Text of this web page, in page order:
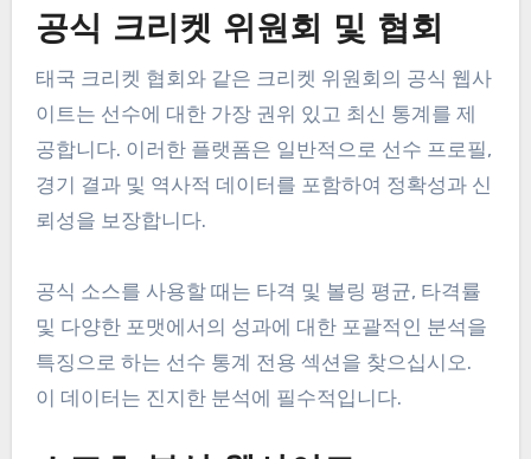
공식 크리켓 위원회 및 협회
태국 크리켓 협회와 같은 크리켓 위원회의 공식 웹사
이트는 선수에 대한 가장 권위 있고 최신 통계를 제
공합니다. 이러한 플랫폼은 일반적으로 선수 프로필,
경기 결과 및 역사적 데이터를 포함하여 정확성과 신
뢰성을 보장합니다.
공식 소스를 사용할 때는 타격 및 볼링 평균, 타격률
및 다양한 포맷에서의 성과에 대한 포괄적인 분석을
특징으로 하는 선수 통계 전용 섹션을 찾으십시오.
이 데이터는 진지한 분석에 필수적입니다.